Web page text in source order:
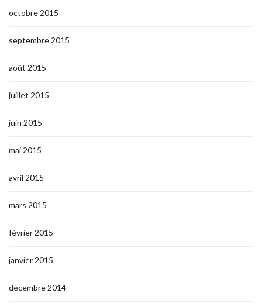
octobre 2015
septembre 2015
août 2015
juillet 2015
juin 2015
mai 2015
avril 2015
mars 2015
février 2015
janvier 2015
décembre 2014